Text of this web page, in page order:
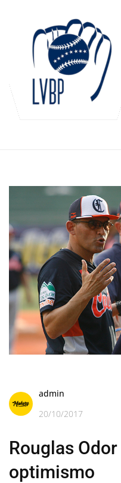
admin
20/10/2017
Rouglas
optimismo